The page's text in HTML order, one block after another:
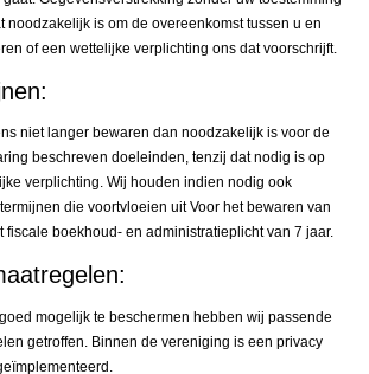
noodzakelijk is om de overeenkomst tussen u en
of een wettelijke verplichting ons dat voorschrijft.
niet langer bewaren dan noodzakelijk is voor de
beschreven doeleinden, tenzij dat nodig is op
verplichting. Wij houden indien nodig ook
die voortvloeien uit Voor het bewaren van
fiscale boekhoud- en administratieplicht van 7 jaar.
mogelijk te beschermen hebben wij passende
getroffen. Binnen de vereniging is een privacy